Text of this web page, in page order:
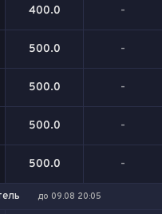
400.0 -
500.0 -
500.0 -
500.0 -
500.0 -
до 09.08 20:05